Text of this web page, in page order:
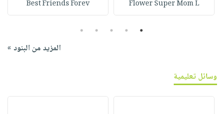
Flower Super Mom L
Best Friends Forev
1
2
3
4
5
المزيد من البنود »
وسائل تعليمية